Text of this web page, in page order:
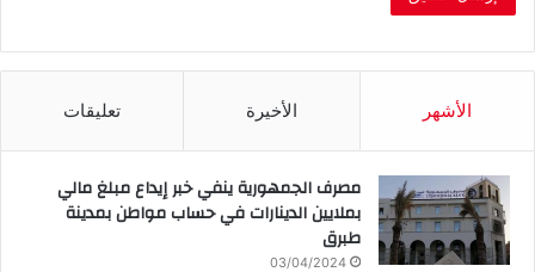
الأشهر الأخيرة تعليقات
مصرف الجمهورية ينفي خبر إيداع مبلغ مالي
بملايين الدينارات في حساب مواطن بمدينة
طبرق
03/04/2024